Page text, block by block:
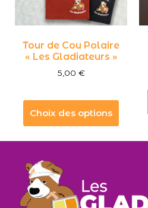
Tour de Cou Polaire
« Les Gladiateurs »
5,00 €
Choix des options